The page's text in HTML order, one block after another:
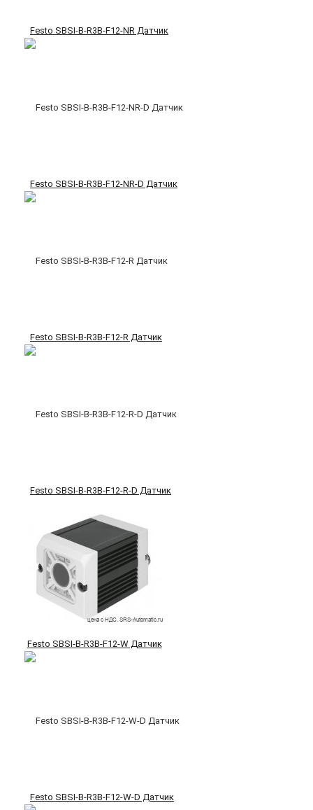
Festo SBSI-B-R3B-F12-NR Датчик
Festo SBSI-B-R3B-F12-NR-D Датчик
Festo SBSI-B-R3B-F12-R Датчик
Festo SBSI-B-R3B-F12-R-D Датчик
Festo SBSI-B-R3B-F12-W Датчик
Festo SBSI-B-R3B-F12-W-D Датчик